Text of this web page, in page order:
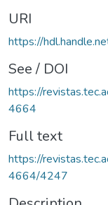
URI
https://
See / DOI
https://
4664
Full text
https://
4664/4247